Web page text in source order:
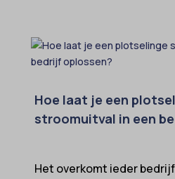
Hoe laat je een
stroomuitval in een
Het overkomt ieder